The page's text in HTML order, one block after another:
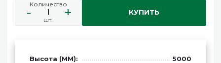
Количество
- +
шт.
КУПИТЬ
Высота (ММ): 5000